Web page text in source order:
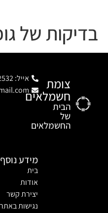
בדיקות של
צומת
חשמלאים
הבית
של
החשמלאים
אייל: 054-9992532
מידע נוסף
בית
אודות
יצירת קשר
נגישות באתר